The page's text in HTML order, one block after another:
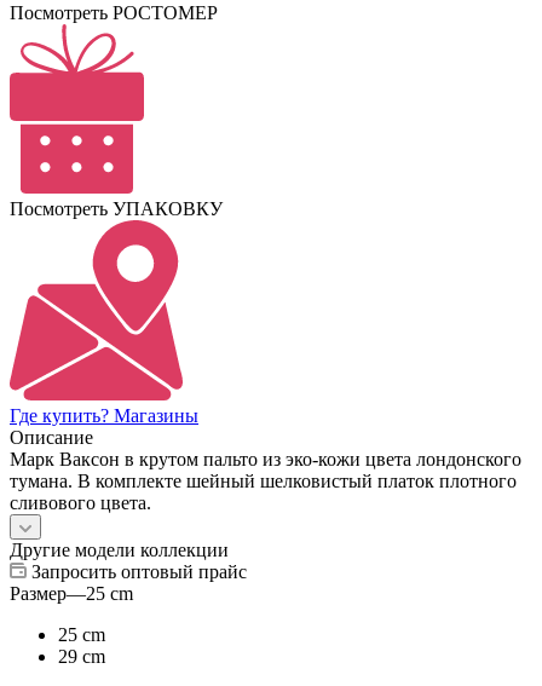
Посмотреть РОСТОМЕР
Посмотреть УПАКОВКУ
Где купить? Магазины
Описание
Марк Ваксон в крутом пальто из эко-кожи цвета лондонского
тумана. В комплекте шейный шелковистый платок плотного
сливового цвета.
Другие модели коллекции
Запросить оптовый прайс
Размер—25 cm
25 cm
29 cm